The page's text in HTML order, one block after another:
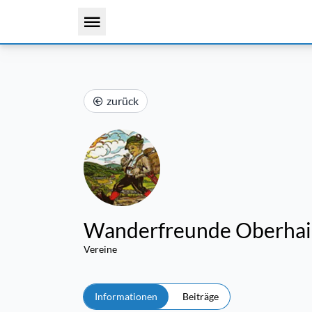
zurück
Wanderfreunde
Vereine
Informationen Beiträge